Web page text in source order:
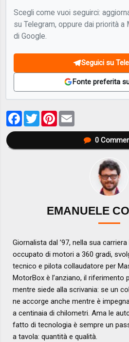
Scegli come vuoi seguirci:
su Telegram, oppure dai priorità a
di Google.
Seguici su
Fonte preferita
Facebook
TwitterPinterest
0
EMANUELE
Giornalista dal ’97, nella sua
occupato di motori a 360 gradi,
tecnico e pilota collaudatore per
MotorBox è l’anziano, il riferimento
mentre siede alla scrivania: se un
ne accorge anche mentre è
a centinaia di chilometri. Ama le
fatto di tecnologia è sempre un
a tavola: quantità e qualità.